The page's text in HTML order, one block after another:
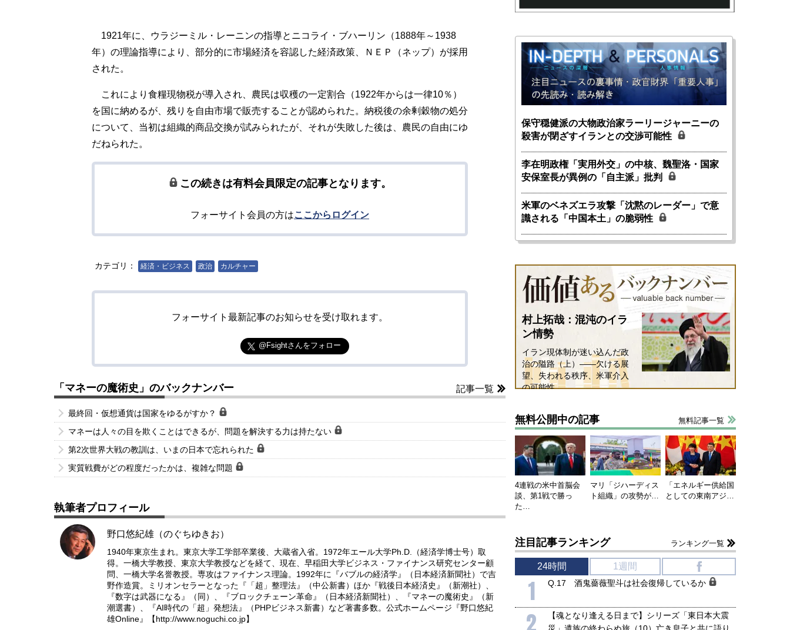
1921年に、ウラジーミル・レーニンの指導とニコライ・ブハーリン（1888年～1938
年）の理論指導により、部分的に市場経済を容認した経済政策、ＮＥＰ（ネップ）が採用
された。
これにより食糧現物税が導入され、農民は収穫の一定割合（1922年からは一律10％）
を国に納めるが、残りを自由市場で販売することが認められた。納税後の余剰穀物の処分
について、当初は組織的商品交換が試みられたが、それが失敗した後は、農民の自由にゆ
だねられた。
この続きは有料会員限定の記事となります。
フォーサイト会員の方はここからログイン
カテゴリ： 経済・ビジネス 政治 カルチャー
フォーサイト最新記事のお知らせを受け取れます。
@Fsightさんをフォロー
「マネーの魔術史」のバックナンバー 記事一覧
最終回・仮想通貨は国家をゆるがすか？
マネーは人々の目を欺くことはできるが、問題を解決する力は持たない
第2次世界大戦の教訓は、いまの日本で忘れられた
実質戦費がどの程度だったかは、複雑な問題
執筆者プロフィール
野口悠紀雄（のぐちゆきお）
1940年東京生まれ。東京大学工学部卒業後、大蔵省入省。1972年エール大学Ph.D.（経済学博士号）取
得。一橋大学教授、東京大学教授などを経て、現在、早稲田大学ビジネス・ファイナンス研究センター顧
問、一橋大学名誉教授。専攻はファイナンス理論。1992年に『バブルの経済学』（日本経済新聞社）で吉
野作造賞。ミリオンセラーとなった『「超」整理法』（中公新書）ほか『戦後日本経済史』（新潮社）、
『数字は武器になる』（同）、『ブロックチェーン革命』（日本経済新聞社）、『マネーの魔術史』（新
潮選書）、『AI時代の「超」発想法』（PHPビジネス新書）など著書多数。公式ホームページ『野口悠紀
雄Online』【http://www.noguchi.co.jp】
保守穏健派の大物政治家ラーリージャーニーの
殺害が閉ざすイランとの交渉可能性
李在明政権「実用外交」の中核、魏聖洛・国家
安保室長が異例の「自主派」批判
米軍のベネズエラ攻撃「沈黙のレーダー」で意
識される「中国本土」の脆弱性
村上拓哉：混沌のイラ
ン情勢
イラン現体制が迷い込んだ政
治の隘路（上）――欠ける展
望、失われる秩序、米軍介入
の可能性
無料公開中の記事 無料記事一覧
4連戦の米中首脳会
談、第1戦で勝っ
た…
マリ「ジハーディス
ト組織」の攻勢が…
「エネルギー供給国
としての東南アジ…
注目記事ランキング ランキング一覧
24時間 1週間
1 Q.17 酒鬼薔薇聖斗は社会復帰しているか
【魂となり逢える日まで】シリーズ「東日本大震